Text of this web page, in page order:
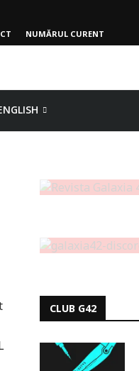
NUMĂRUL CURENT
CLUB G42